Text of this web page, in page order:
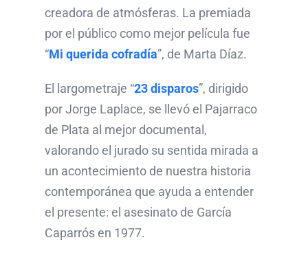
creadora de atmósferas. La premiada
por el público como mejor película fue
“Mi querida cofradía”, de Marta Díaz.
El largometraje “23 disparos”, dirigido
por Jorge Laplace, se llevó el Pajarraco
de Plata al mejor documental,
valorando el jurado su sentida mirada a
un acontecimiento de nuestra historia
contemporánea que ayuda a entender
el presente: el asesinato de García
Caparrós en 1977.